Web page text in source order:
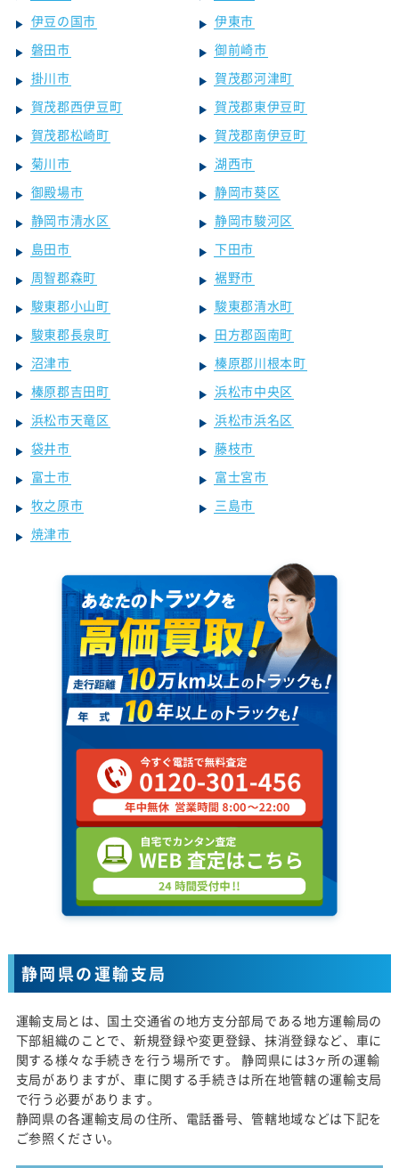
伊豆の国市
伊東市
磐田市
御前崎市
掛川市
賀茂郡河津町
賀茂郡西伊豆町
賀茂郡東伊豆町
賀茂郡松崎町
賀茂郡南伊豆町
菊川市
湖西市
御殿場市
静岡市葵区
静岡市清水区
静岡市駿河区
島田市
下田市
周智郡森町
裾野市
駿東郡小山町
駿東郡清水町
駿東郡長泉町
田方郡函南町
沼津市
榛原郡川根本町
榛原郡吉田町
浜松市中央区
浜松市天竜区
浜松市浜名区
袋井市
藤枝市
富士市
富士宮市
牧之原市
三島市
焼津市
静岡県の運輸支局
運輸支局とは、国土交通省の地方支分部局である地方運輸局の
下部組織のことで、新規登録や変更登録、抹消登録など、車に
関する様々な手続きを行う場所です。 静岡県には3ヶ所の運輸
支局がありますが、車に関する手続きは所在地管轄の運輸支局
で行う必要があります。
静岡県の各運輸支局の住所、電話番号、管轄地域などは下記を
ご参照ください。